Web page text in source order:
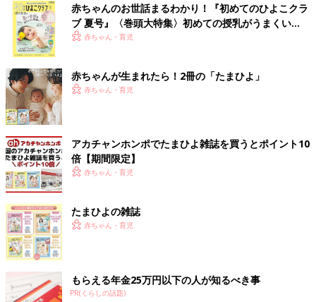
赤ちゃんのお世話まるわかり！『初めてのひよこクラ
ブ 夏号』〈巻頭大特集〉初めての授乳がうまくい
く！ おっぱい・ミルクの基本と夏のトラブル 解決テ
赤ちゃん・育児
赤ちゃんが生まれたら！2冊の「たまひよ」
赤ちゃん・育児
アカチャンホンポでたまひよ雑誌を買うとポイント10
倍【期間限定】
赤ちゃん・育児
たまひよの雑誌
赤ちゃん・育児
もらえる年金25万円以下の人が知るべき事
PR(くらしの話題)